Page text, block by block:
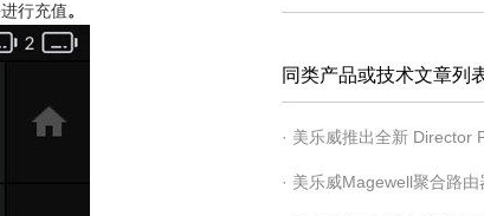
进行充值。
同类产品或技术文章列
· 美乐威推出全新 Director
容制作演示方案
· 美乐威Magewell聚合路